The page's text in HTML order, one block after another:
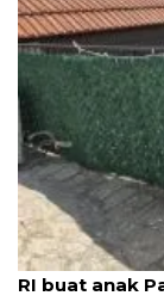
Baznas kirim
RI buat anak